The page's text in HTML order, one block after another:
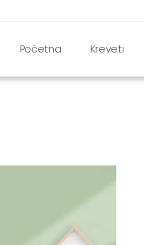
Početna Kreveti